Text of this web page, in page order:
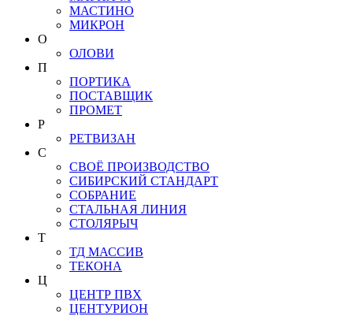
МАСТИНО
МИКРОН
О
ОЛОВИ
П
ПОРТИКА
ПОСТАВЩИК
ПРОМЕТ
Р
РЕТВИЗАН
С
СВОЁ ПРОИЗВОДСТВО
СИБИРСКИЙ СТАНДАРТ
СОБРАНИЕ
СТАЛЬНАЯ ЛИНИЯ
СТОЛЯРЫЧ
Т
ТД МАССИВ
ТЕКОНА
Ц
ЦЕНТР ПВХ
ЦЕНТУРИОН